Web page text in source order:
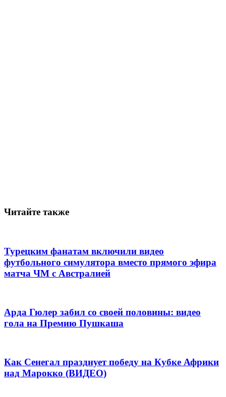
Читайте также
Турецким фанатам включили видео
футбольного симулятора вместо прямого эфира
матча ЧМ с Австралией
Арда Гюлер забил со своей половины: видео
гола на Премию Пушкаша
Как Сенегал празднует победу на Кубке Африки
над Марокко (ВИДЕО)